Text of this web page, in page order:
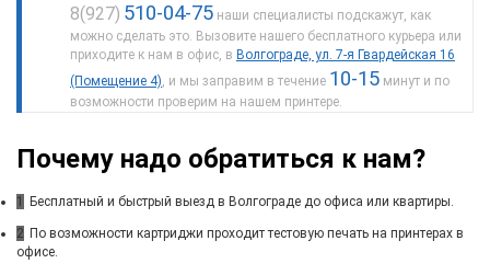
8(927) 510-04-75 наши специалисты подскажут, как
можно сделать это. Вызовите нашего бесплатного курьера или
приходите к нам в офис, в Волгограде, ул. 7-я Гвардейская 16
(Помещение 4), и мы заправим в течение 10-15 минут и по
возможности проверим на нашем принтере.
Почему надо обратиться к нам?
1 Бесплатный и быстрый выезд в Волгограде до офиса или квартиры.
2 По возможности картриджи проходит тестовую печать на принтерах в
офисе.